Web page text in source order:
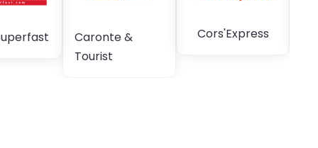
Caronte &
Tourist
Cors'Express